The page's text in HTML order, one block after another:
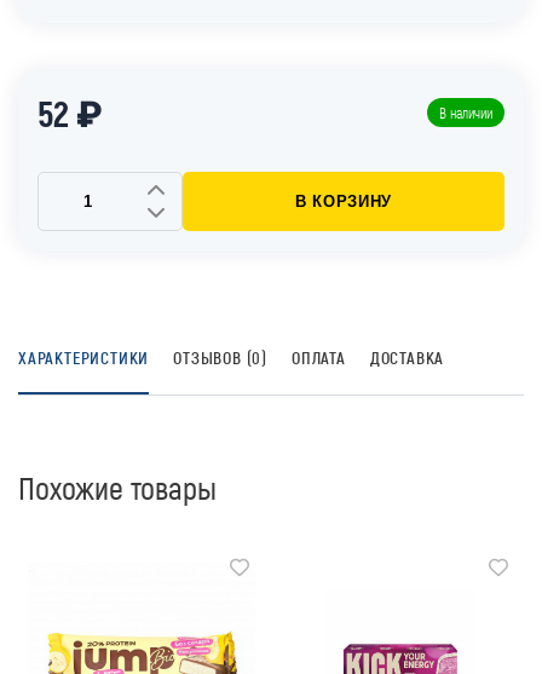
52 ₽ В наличии
В КОРЗИНУ
ХАРАКТЕРИСТИКИ ОТЗЫВОВ (0) ОПЛАТА ДОСТАВКА
Похожие товары